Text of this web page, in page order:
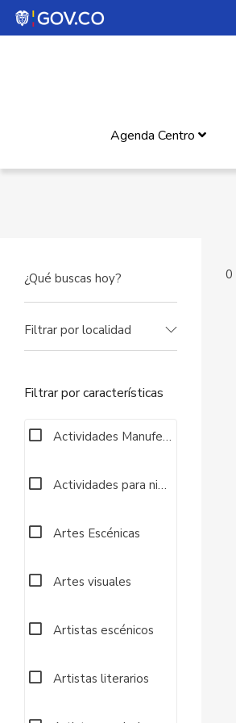
Agenda Centro
Filtrar por localidad
Filtrar por características
Actividades Manufectureras
Actividades para niños
Artes Escénicas
Artes visuales
Artistas escénicos
Artistas literarios
0